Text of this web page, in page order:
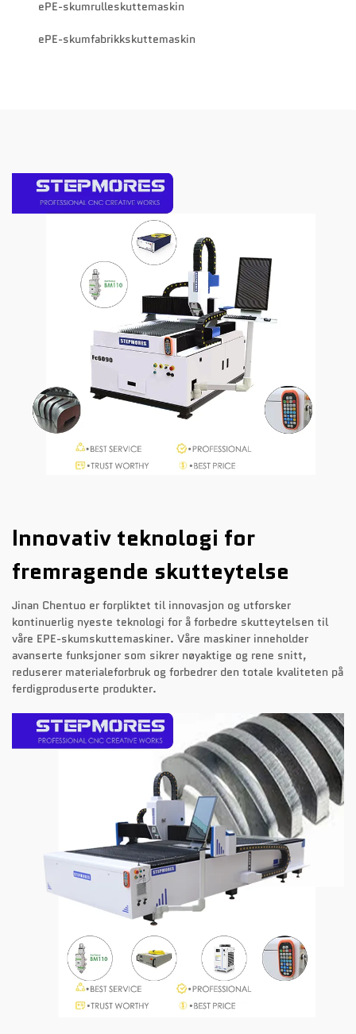
ePE-skumrulleskuttemaskin
ePE-skumfabrikkskuttemaskin
Innovativ teknologi for
fremragende skutteytelse
Jinan Chentuo er forpliktet til innovasjon og utforsker
kontinuerlig nyeste teknologi for å forbedre skutteytelsen til
våre EPE-skumskuttemaskiner. Våre maskiner inneholder
avanserte funksjoner som sikrer nøyaktige og rene snitt,
reduserer materialeforbruk og forbedrer den totale kvaliteten på
ferdigproduserte produkter.